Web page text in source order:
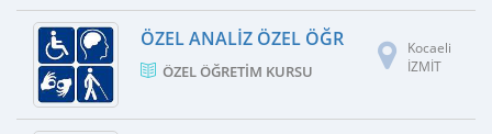
ÖZEL ANALIZ ÖZEL ÖĞRETIM KURSU
ÖZEL ÖĞRETIM KURSU
Kocaeli
İZMİT